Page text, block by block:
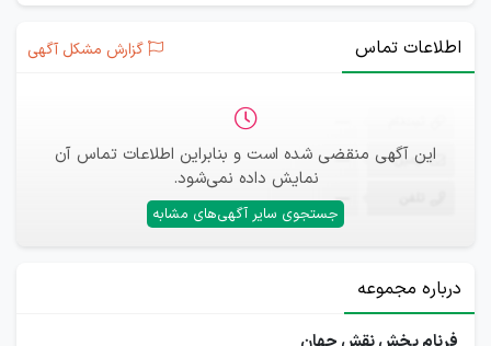
اطلاعات تماس گزارش مشکل آگهی
این آگهی منقضی شده است و بنابراین اطلاعات تماس آن
نمایش داده نمی‌شود.
جستجوی سایر آگهی‌های مشابه
ایمیل —
—
درباره مجموعه